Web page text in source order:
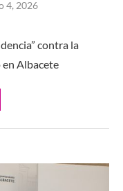
4, 2026
contra la
Albacete